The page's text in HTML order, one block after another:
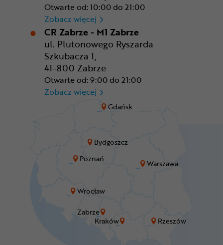
Bydgoszcz
Gdańsk
Kraków
Poznań
Rzeszów
Warszawa
Wrocław
Zabrze
Otwarte od: 10:00 do 21:00
Zobacz więcej CR Wrocław - CH Aleja
CR Zabrze - M1 Zabrze
ul. Plutonowego Ryszarda
Szkubacza 1,
41-800 Zabrze
Otwarte od: 9:00 do 21:00
Zobacz więcej CR Zabrze - M1 Zabrze